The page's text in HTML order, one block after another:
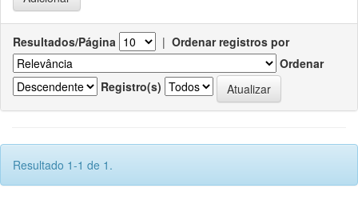
Resultados/Página | Ordenar registros por
Ordenar
Registro(s)
Resultado 1-1 de 1.